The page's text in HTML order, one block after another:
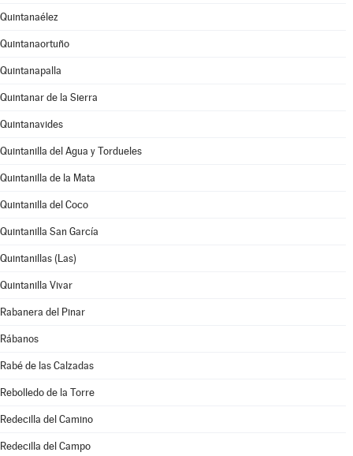
Quintanaélez
Quintanaortuño
Quintanapalla
Quintanar de la Sierra
Quintanavides
Quintanilla del Agua y Tordueles
Quintanilla de la Mata
Quintanilla del Coco
Quintanilla San García
Quintanillas (Las)
Quintanilla Vivar
Rabanera del Pinar
Rábanos
Rabé de las Calzadas
Rebolledo de la Torre
Redecilla del Camino
Redecilla del Campo